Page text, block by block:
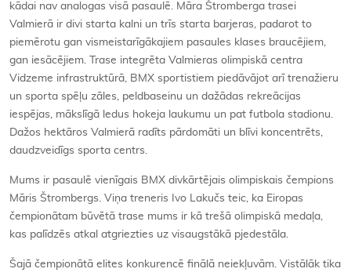
kādai nav analogas visā pasaulē. Māra Štromberga trasei
Valmierā ir divi starta kalni un trīs starta barjeras, padarot to
piemērotu gan vismeistarīgākajiem pasaules klases braucējiem,
gan iesācējiem. Trase integrēta Valmieras olimpiskā centra
Vidzeme infrastruktūrā, BMX sportistiem piedāvājot arī trenažieru
un sporta spēļu zāles, peldbaseinu un dažādas rekreācijas
iespējas, mākslīgā ledus hokeja laukumu un pat futbola stadionu.
Dažos hektāros Valmierā radīts pārdomāti un blīvi koncentrēts,
daudzveidīgs sporta centrs.
Mums ir pasaulē vienīgais BMX divkārtējais olimpiskais čempions
Māris Štrombergs. Viņa treneris Ivo Lakučs teic, ka Eiropas
čempionātam būvētā trase mums ir kā trešā olimpiskā medaļa,
kas palīdzēs atkal atgriezties uz visaugstākā pjedestāla.
Šajā čempionātā elites konkurencē finālā neiekļuvām. Vistālāk tika